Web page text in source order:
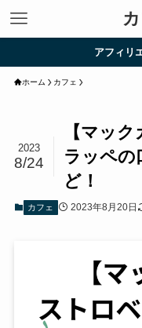
アフィリ
ホーム カフェ
【マッ
ラッペの
ど！
2023
8/24
カフェ 2023年8月20日